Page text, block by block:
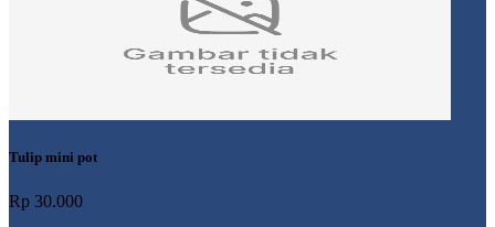
Tulip mini pot
Rp 30.000